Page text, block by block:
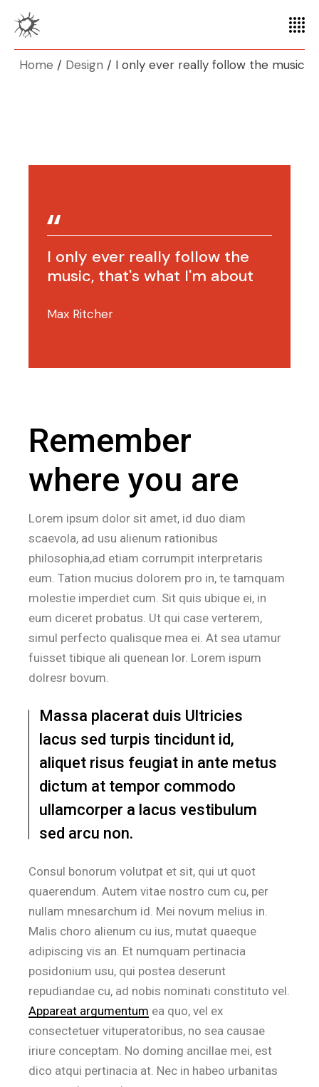
Home Design I only ever really follow the music
I only ever really follow the
music, that's what I'm about
Max Ritcher
Remember
where you are
Lorem ipsum dolor sit amet, id duo diam
scaevola, ad usu alienum rationibus
philosophia,ad etiam corrumpit interpretaris
eum. Tation mucius dolorem pro in, te tamquam
molestie imperdiet cum. Sit quis ubique ei, in
eum diceret probatus. Ut qui case verterem,
simul perfecto qualisque mea ei. At sea utamur
fuisset tibique ali quenean lor. Lorem ispum
dolresr bovum.
Massa placerat duis Ultricies
lacus sed turpis tincidunt id,
aliquet risus feugiat in ante metus
dictum at tempor commodo
ullamcorper a lacus vestibulum
sed arcu non.
Consul bonorum volutpat et sit, qui ut quot
quaerendum. Autem vitae nostro cum cu, per
nullam mnesarchum id. Mei novum melius in.
Malis choro alienum cu ius, mutat quaeque
adipiscing vis an. Et numquam pertinacia
posidonium usu, qui postea deserunt
repudiandae cu, ad nobis nominati constituto vel.
Appareat argumentum ea quo, vel ex
consectetuer vituperatoribus, no sea causae
iriure conceptam. No doming ancillae mei, est
dico atqui pertinacia at. Nec in habeo urbanitas